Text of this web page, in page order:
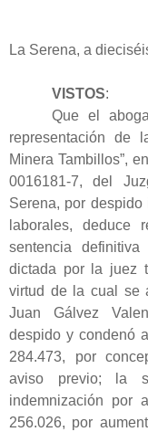
La Serena, a
VISTOS:
Que el
representación de
Minera Tambillos”,
0016181-7, del
Serena, por
laborales,
sentencia
dictada por la juez
virtud de la cual se
Juan Gálvez
despido y condenó
284.473, por
aviso previo; la
indemnización por
256.026, por